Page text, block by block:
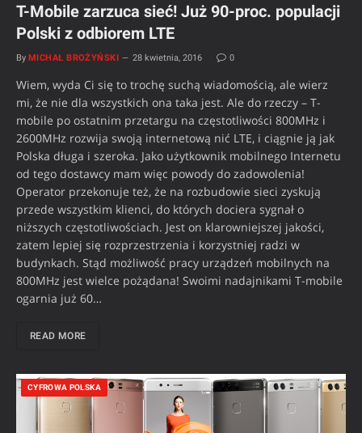
T-Mobile zarzuca sieć! Już 90-proc. populacji
Polski z odbiorem LTE
By MICHAŁ BROŻYŃSKI 28 kwietnia, 2016 0
Wiem, wyda Ci się to trochę suchą wiadomością, ale wierz
mi, że nie dla wszystkich ona taka jest. Ale do rzeczy – T-
mobile po ostatnim przetargu na częstotliwości 800MHz i
2600MHz rozwija swoją internetową nić LTE, i ciągnie ją jak
Polska długa i szeroka. Jako użytkownik mobilnego Internetu
od tego dostawcy mam więc powody do zadowolenia!
Operator przekonuje też, że na rozbudowie sieci zyskują
przede wszystkim klienci, do których dociera sygnał o
niższych częstotliwościach. Jest on klarowniejszej jakości,
zatem lepiej się rozprzestrzenia i korzystniej radzi w
budynkach. Stąd możliwość pracy urządzeń mobilnych na
800MHz jest wielce pożądana! Swoimi nadajnikami T-mobile
ogarnia już 60…
READ MORE
CYFROWA POLSKA